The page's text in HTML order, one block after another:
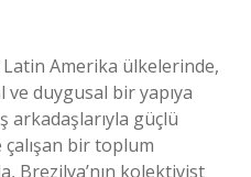
Amerika ülkelerinde,
ve duygusal bir yapıya
arkadaşlarıyla güçlü
bir toplum
Brezilya’nın kolektivist